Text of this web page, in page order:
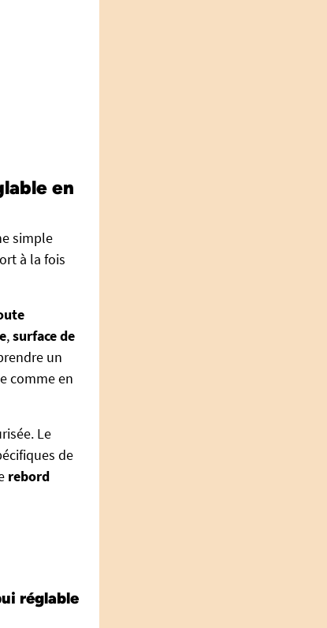
en
simple
à la fois
,surface de
un
comme en
Le
de
rebord
réglable